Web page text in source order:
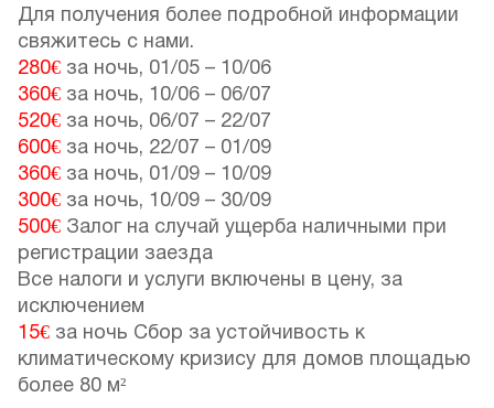
Для получения более подробной информации
свяжитесь с нами.
280€ за ночь, 01/05 – 10/06
360€ за ночь, 10/06 – 06/07
520€ за ночь, 06/07 – 22/07
600€ за ночь, 22/07 – 01/09
360€ за ночь, 01/09 – 10/09
300€ за ночь, 10/09 – 30/09
500€ Залог на случай ущерба наличными при
регистрации заезда
Все налоги и услуги включены в цену, за
исключением
15€ за ночь Сбор за устойчивость к
климатическому кризису для домов площадью
более 80 м²